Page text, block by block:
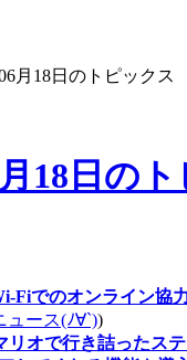
月18日のトピックス
18日の
Fiでのオンライン協
ュース(ﾉ∀`))
リオで行き詰ったス